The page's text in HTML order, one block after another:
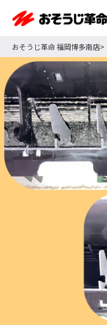
おそうじ革命 福岡博多南店